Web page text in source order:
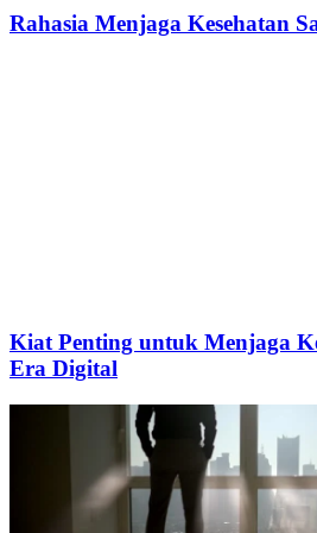
Rahasia Menjaga Kesehatan
Kiat Penting untuk Menjaga
Era Digital